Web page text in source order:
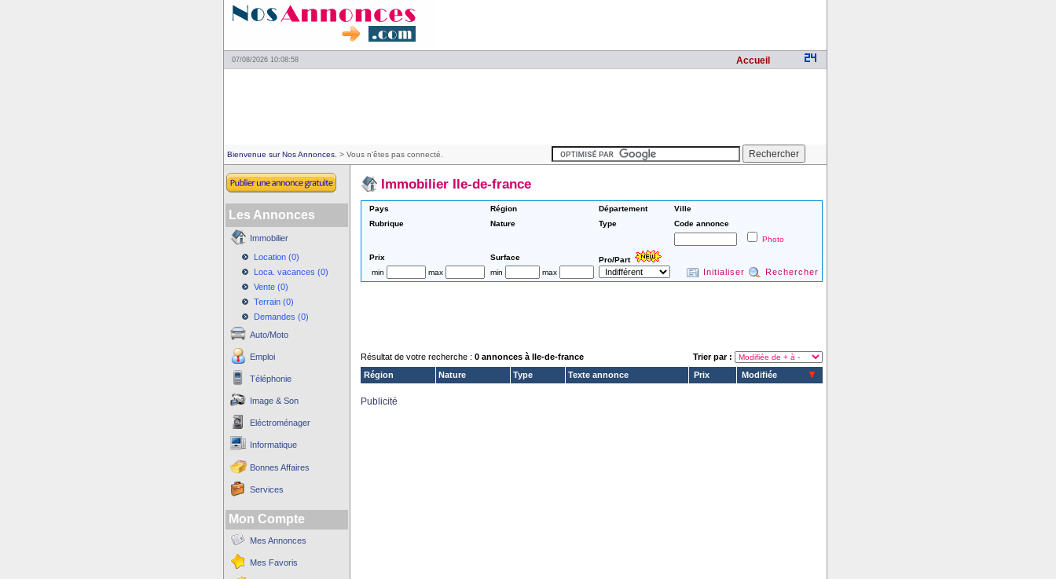
07/08/2026 10:08:58 Accueil
Bienvenue sur Nos Annonces. > Vous n'êtes pas connecté.
Les Annonces
Immobilier
Location (0)
Loca. vacances (0)
Vente (0)
Terrain (0)
Demandes (0)
Auto/Moto
Emploi
Téléphonie
Image & Son
Eléctroménager
Informatique
Bonnes Affaires
Services
Mon Compte
Mes Annonces
Mes Favoris
Immobilier Ile-de-france
Pays Région Département
Ville
Rubrique
Nature Type
Code annonce
Photo
Prix Surface
Pro/Part
min
max min max Initialiser Rechercher
Résultat de votre recherche : 0 annonces à Ile-de-france
Trier par :
Région
Nature Type Texte annonce Prix Modifiée
Publicité